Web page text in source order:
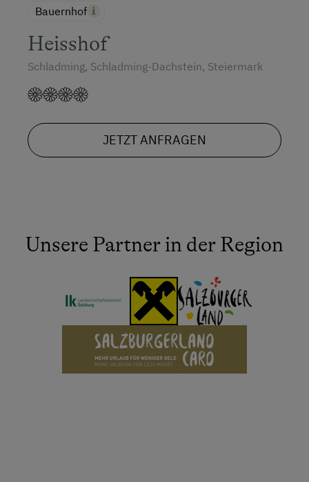
Bauernhof
Heisshof
Schladming, Schladming-Dachstein, Steiermark
JETZT ANFRAGEN
Unsere Partner in der Region